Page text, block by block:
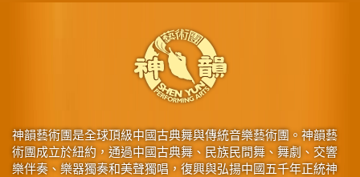
神韻藝術團是全球頂級中國古典舞與傳統音樂藝術團。神韻藝
術團成立於紐約，通過中國古典舞、民族民間舞、舞劇、交響
樂伴奏、樂器獨奏和美聲獨唱，復興與弘揚中國五千年正統神